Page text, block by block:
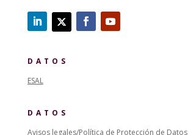
DATOS
ESAL
DATOS
Avisos legales/Política de Protección de Datos